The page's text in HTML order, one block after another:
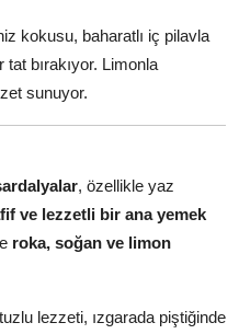
kokusu, baharatlı iç pilavla
bırakıyor. Limonla
sunuyor.
, özellikle yaz
ve lezzetli bir ana yemek
roka, soğan ve limon
lezzeti, ızgarada piştiğinde